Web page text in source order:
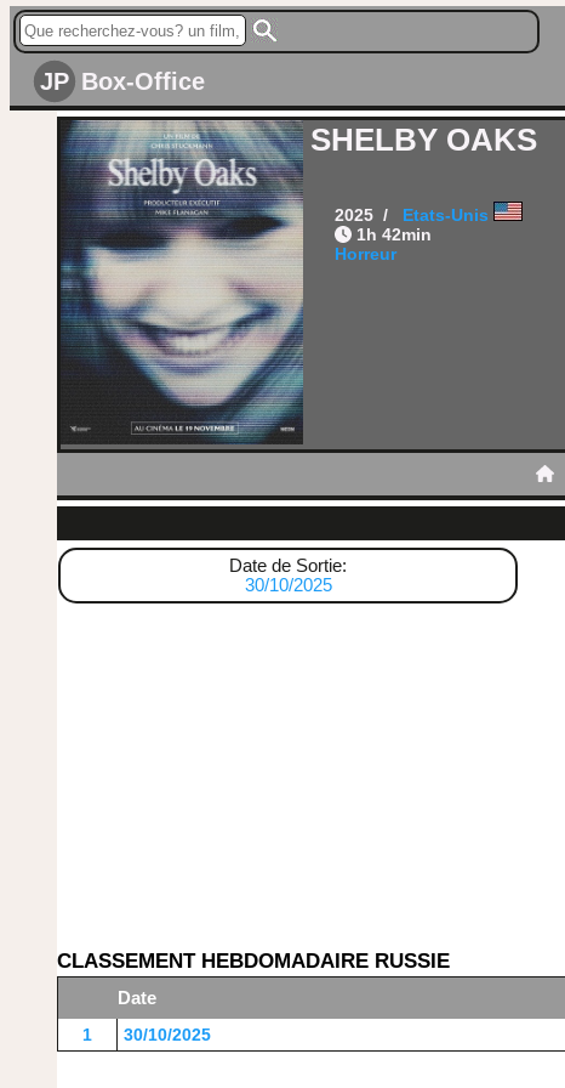
JP Box-Office
SHELBY OAKS
2025 / Etats-Unis
1h 42min
Horreur
Date de Sortie:
30/10/2025
CLASSEMENT HEBDOMADAIRE RUSSIE
Date
1
30/10/2025